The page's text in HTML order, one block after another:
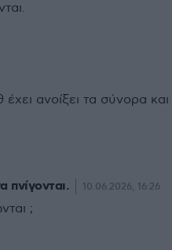
ανοίξει τα σύνορα και
πνίγονται. 10.06.2026, 16:26
;